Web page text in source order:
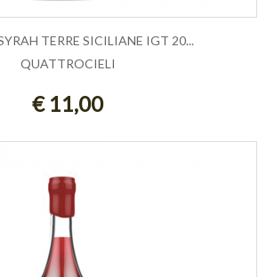
AL CARRELLO
TERRE SICILIANE IGT 20...
QUATTROCIELI
€ 11,00